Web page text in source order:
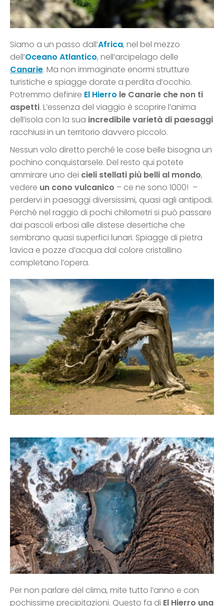
Siamo a un passo dall’Africa, nel bel mezzo
dell’Oceano Atlantico, nell’arcipelago delle
Canarie. Ma non immaginate enormi strutture
turistiche e spiagge dorate a perdita d’occhio.
Potremmo definire El Hierro le Canarie che non ti
aspetti. L’essenza del viaggio è scoprire l’anima
dell’isola con la sua incredibile varietà di paesaggi
racchiusi in un territorio davvero piccolo.
Nessun volo diretto perché le cose belle bisogna un
pochino conquistarsele. Del resto qui potete
ammirare uno dei cieli stellati più belli al mondo,
vedere un cono vulcanico – ce ne sono 1000! –
perdervi in paesaggi diversissimi, quasi agli antipodi.
Perché nel raggio di pochi chilometri si può passare
dai pascoli erbosi alle distese desertiche che
sembrano quasi superfici lunari. Spiagge di pietra
lavica e pozze d’acqua dal colore cristallino
completano l’opera.
Per non parlare del clima, mite tutto l’anno e con
pochissime precipitazioni. Questo fa di El Hierro una